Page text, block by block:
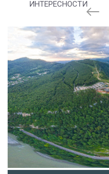
ИНТЕРЕСНОСТИ